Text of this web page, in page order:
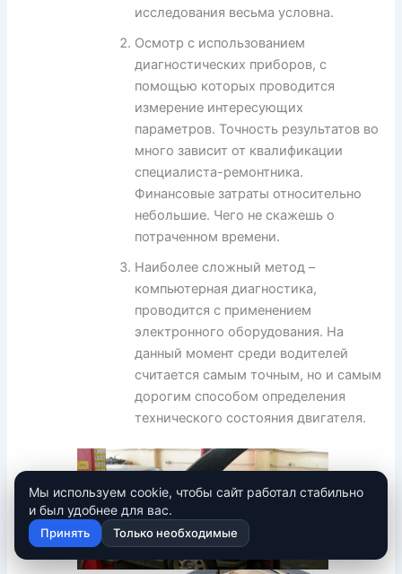
исследования весьма условна.
Осмотр с использованием
диагностических приборов, с
помощью которых проводится
измерение интересующих
параметров. Точность результатов во
много зависит от квалификации
специалиста-ремонтника.
Финансовые затраты относительно
небольшие. Чего не скажешь о
потраченном времени.
Наиболее сложный метод –
компьютерная диагностика,
проводится с применением
электронного оборудования. На
данный момент среди водителей
считается самым точным, но и самым
дорогим способом определения
технического состояния двигателя.
Мы используем cookie, чтобы сайт работал стабильно
и был удобнее для вас.
Принять Только необходимые